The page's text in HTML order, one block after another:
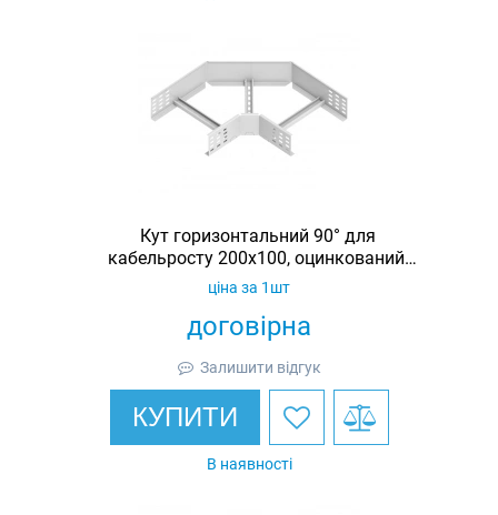
Кут горизонтальний 90° для
кабельросту 200х100, оцинкований,
Ardic
договірна
ціна за 1шт
Залишити відгук
КУПИТИ
В наявності